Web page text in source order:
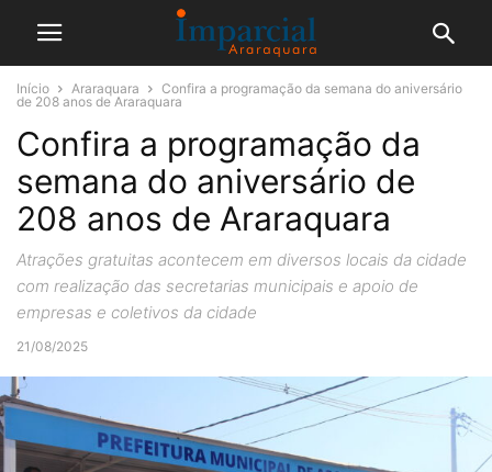
Início Araraquara
Confira a programação da semana do aniversário
de 208 anos de Araraquara
Confira a programação da
semana do aniversário de
208 anos de Araraquara
Atrações gratuitas acontecem em diversos locais da cidade
com realização das secretarias municipais e apoio de
empresas e coletivos da cidade
21/08/2025